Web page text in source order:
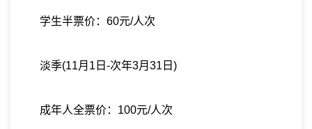
学生半票价：60元/人次
淡季(11月1日-次年3月31日)
成年人全票价：100元/人次